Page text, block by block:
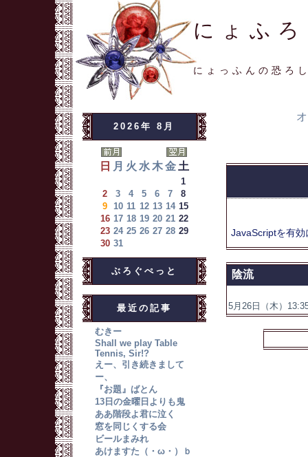
にょふ
にょっふんの恐ろ
2026年 8月
日 月 火 水 木 金 土
1
2
3 4 5 6 7
8
9 10 11 12 13 14 15
16 17 18 19 20 21 22
23 24 25 26 27 28 29
30 31
ぶろぐぺっと
最近の記事
むきー
Shall we play Table
Tennis, Sir!?
えー、引き続きまして
ー、
『お題』ばとん
13日の金曜日よりも鬼
ああ階段よ君に泣く
窓を同じくする会
ビールまみれ
あけますた（・ω・）ｂ
JavaScriptを有効
陰流
5月26日（木）